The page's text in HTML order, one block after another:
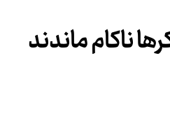
ناکام ماندند